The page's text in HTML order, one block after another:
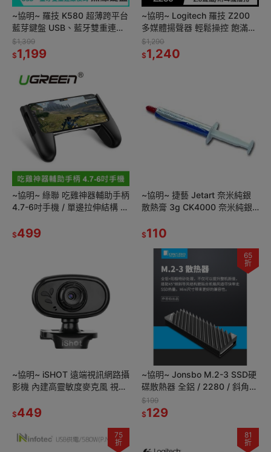
~協明~ 羅技 K580 超薄跨平台
藍芽鍵盤 USB、藍牙雙重連線
模式
$1,399
$1,199
~協明~ Logitech 羅技 Z200
多媒體揚聲器 輕鬆操控 飽滿立
體聲 黑
$1,290
$1,240
~協明~ 綠聯 吃雞神器輔助手柄
4.7-6吋手機 / 單邊拉伸結構 支
$499
~協明~ 捷藝 Jetart 奈米純銀
散熱膏 3g CK4000 奈米純銀
$110
~協明~ iSHOT 遠端視訊網路攝
影機 內建高靈敏度麥克風 視訊
$449
65
折
~協明~ Jonsbo M.2-3 SSD硬
碟散熱器 全鋁 / 2280 / 斜角風
切鰭片
$199
$129
75
折
81
折